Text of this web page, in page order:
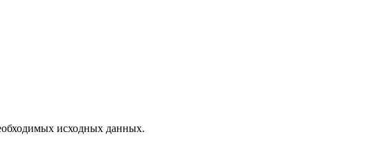
исходных данных.